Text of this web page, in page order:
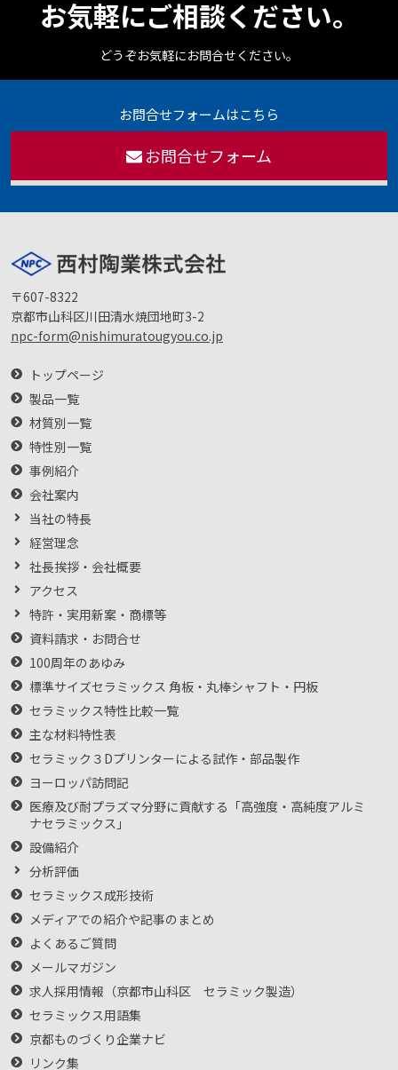
お気軽にご相談ください。
どうぞお気軽にお問合せください。
お問合せフォームはこちら
お問合せフォーム
〒607-8322
京都市山科区川田清水焼団地町3-2
npc-form@nishimuratougyou.co.jp
トップページ
製品一覧
材質別一覧
特性別一覧
事例紹介
会社案内
当社の特長
経営理念
社長挨拶・会社概要
アクセス
特許・実用新案・商標等
資料請求・お問合せ
100周年のあゆみ
標準サイズセラミックス 角板・丸棒シャフト・円板
セラミックス特性比較一覧
主な材料特性表
セラミック３Dプリンターによる試作・部品製作
ヨーロッパ訪問記
医療及び耐プラズマ分野に貢献する「高強度・高純度アルミ
ナセラミックス」
設備紹介
分析評価
セラミックス成形技術
メディアでの紹介や記事のまとめ
よくあるご質問
メールマガジン
求人採用情報（京都市山科区 セラミック製造）
セラミックス用語集
京都ものづくり企業ナビ
リンク集